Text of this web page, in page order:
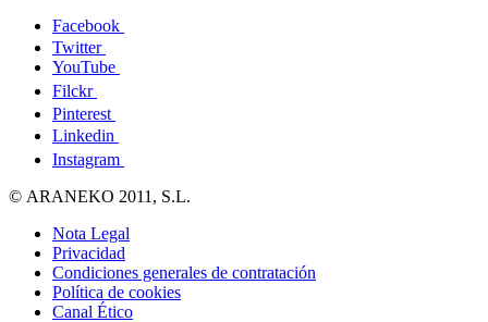
Facebook
Twitter
YouTube
Filckr
Pinterest
Linkedin
Instagram
© ARANEKO 2011, S.L.
Nota Legal
Privacidad
Condiciones generales de contratación
Política de cookies
Canal Ético